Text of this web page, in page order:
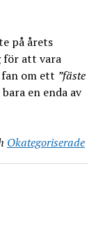
på årets
för att vara
om ett ”fäste
en enda av
Okategoriserade